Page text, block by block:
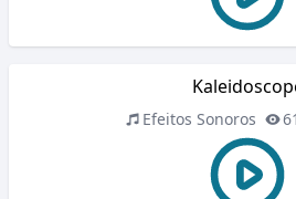
Efeitos Sonoros